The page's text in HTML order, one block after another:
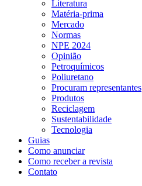
Literatura
Matéria-prima
Mercado
Normas
NPE 2024
Opinião
Petroquímicos
Poliuretano
Procuram representantes
Produtos
Reciclagem
Sustentabilidade
Tecnologia
Guias
Como anunciar
Como receber a revista
Contato